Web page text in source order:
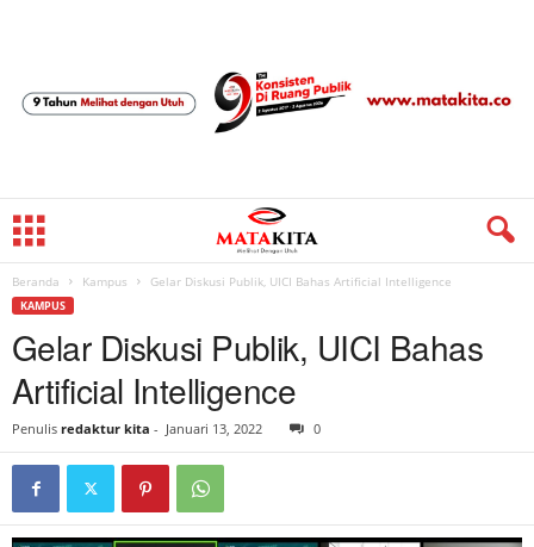
Beranda Kampus Gelar Diskusi Publik, UICI Bahas Artificial Intelligence
KAMPUS
Gelar Diskusi Publik, UICI Bahas
Artificial Intelligence
Penulis redaktur kita - Januari 13, 2022 0